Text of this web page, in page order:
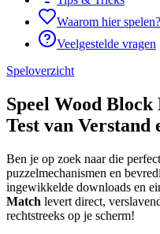
Waarom hier spelen?
Veelgestelde vragen
Speloverzicht
Speel Wood
Test van Verstand
Ben je op zoek naar die
puzzelmechanismen en
ingewikkelde downloads en
Match levert direct,
rechtstreeks op je scherm!